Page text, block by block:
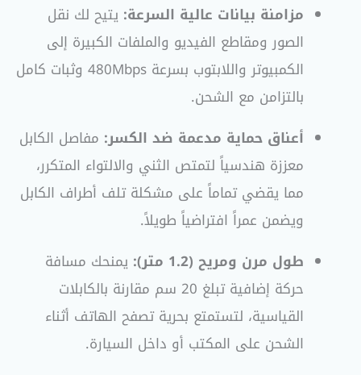
مزامنة بيانات عالية السرعة: يتيح لك نقل
الصور ومقاطع الفيديو والملفات الكبيرة إلى
الكمبيوتر واللابتوب بسرعة 480Mbps وثبات كامل
بالتزامن مع الشحن.
أعناق حماية مدعمة ضد الكسر: مفاصل الكابل
معززة هندسياً لتمتص الثني والالتواء المتكرر،
مما يقضي تماماً على مشكلة تلف أطراف الكابل
ويضمن عمراً افتراضياً طويلاً.
طول مرن ومريح (1.2 متر):
يمنحك مسافة
حركة إضافية تبلغ 20 سم مقارنة بالكابلات
القياسية، لتستمتع بحرية تصفح الهاتف أثناء
الشحن على المكتب أو داخل السيارة.